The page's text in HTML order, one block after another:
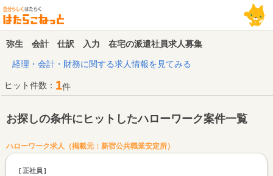
弥生 会計 仕訳 入力 在宅の派遣社員求人募集
経理・会計・財務に関する求人情報を見てみる
ヒット件数： 1件
お探しの条件にヒットしたハローワーク案件一覧
ハローワーク求人（掲載元：新宿公共職業安定所）
正社員